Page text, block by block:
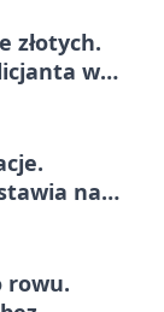
złotych.
w
na
rowu.